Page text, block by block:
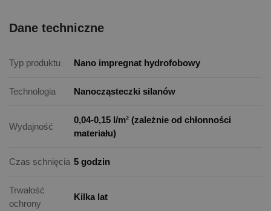
Dane techniczne
Typ produktu Nano impregnat hydrofobowy
Technologia Nanocząsteczki silanów
Wydajność
0,04-0,15 l/m² (zależnie od chłonności
materiału)
Czas schnięcia 5 godzin
Trwałość
ochrony
Kilka lat